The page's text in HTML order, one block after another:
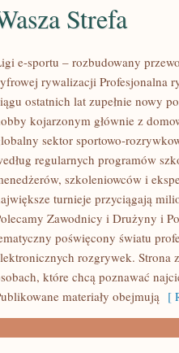
Strefa
e-sportu – rozbudowany
rywalizacji Profesjonalna
ostatnich lat zupełnie nowy
kojarzonym głównie z
sektor sportowo-
regularnych programów
szkoleniowców i
turnieje przyciągają
Zawodnicy i Drużyny i
poświęcony światu
rozgrywek. Strona
które chcą poznawać
materiały obejmują [